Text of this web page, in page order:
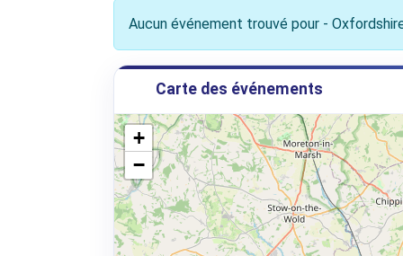
Aucun événement trouvé pour -
Carte des événements
+
−